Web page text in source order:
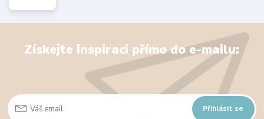
Získejte inspiraci přímo do e-mailu:
Přihlásit se